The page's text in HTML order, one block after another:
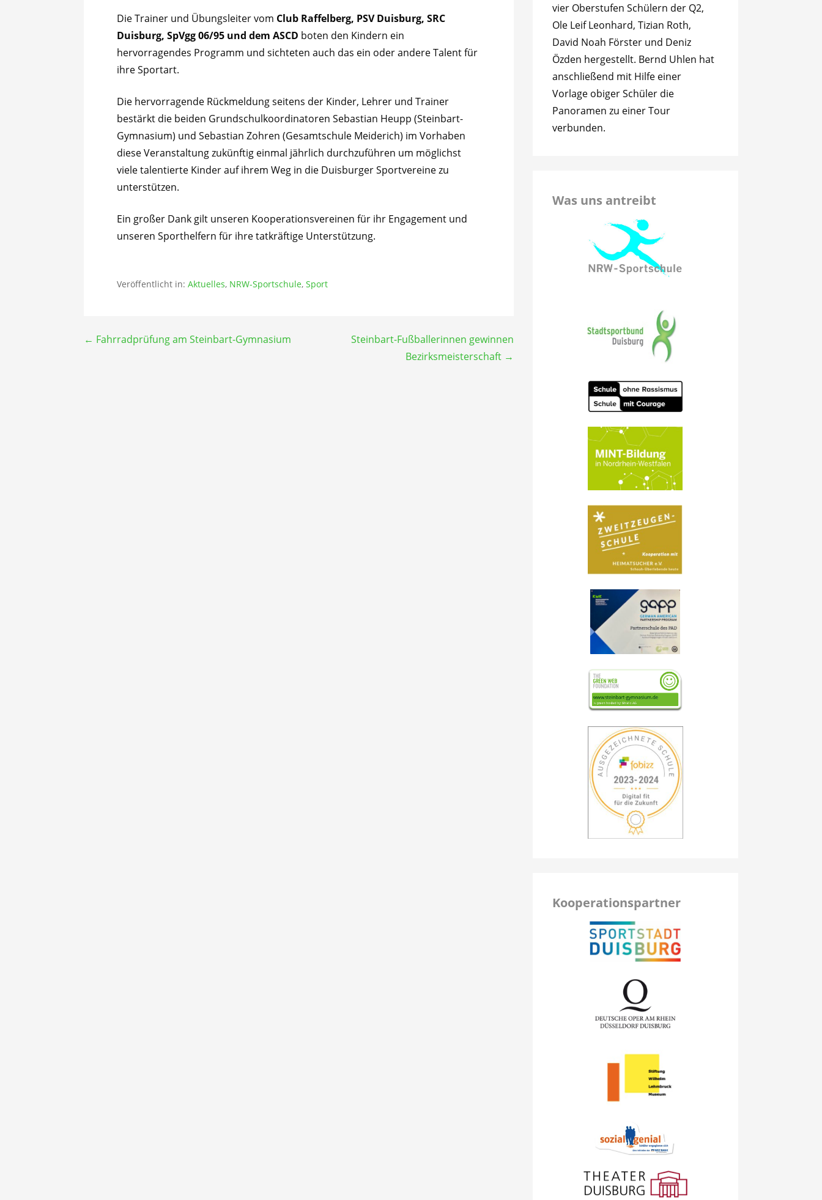
Die Trainer und Übungsleiter vom Club Raffelberg, PSV Duisburg, SRC
Duisburg, SpVgg 06/95 und dem ASCD boten den Kindern ein
hervorragendes Programm und sichteten auch das ein oder andere Talent für
ihre Sportart.
Die hervorragende Rückmeldung seitens der Kinder, Lehrer und Trainer
bestärkt die beiden Grundschulkoordinatoren Sebastian Heupp (Steinbart-
Gymnasium) und Sebastian Zohren (Gesamtschule Meiderich) im Vorhaben
diese Veranstaltung zukünftig einmal jährlich durchzuführen um möglichst
viele talentierte Kinder auf ihrem Weg in die Duisburger Sportvereine zu
unterstützen.
Ein großer Dank gilt unseren Kooperationsvereinen für ihr Engagement und
unseren Sporthelfern für ihre tatkräftige Unterstützung.
Veröffentlicht in:Aktuelles, NRW-Sportschule,Sport
Beitragsnavigation
← Fahrradprüfung am Steinbart-Gymnasium
Steinbart-Fußballerinnen gewinnen
Bezirksmeisterschaft →
vier Oberstufen Schülern der Q2,
Ole Leif Leonhard, Tizian Roth,
David Noah Förster und Deniz
Özden hergestellt. Bernd Uhlen hat
anschließend mit Hilfe einer
Vorlage obiger Schüler die
Panoramen zu einer Tour
verbunden.
Was uns antreibt
Kooperationspartner